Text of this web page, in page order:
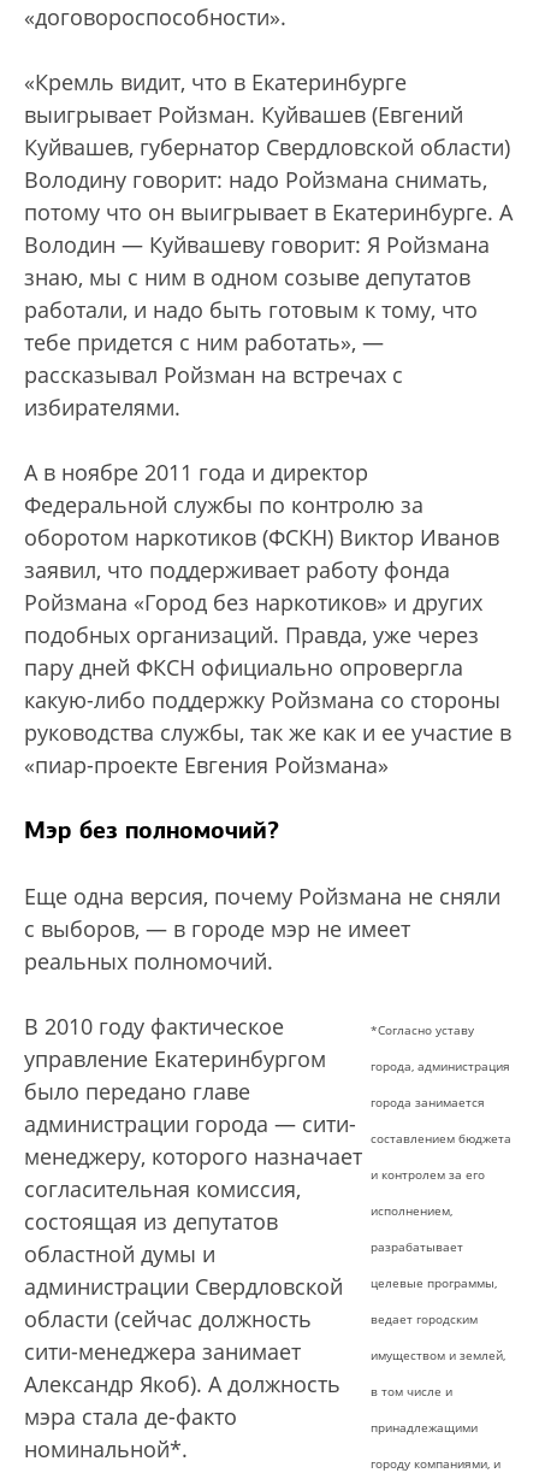
«договороспособности».
«Кремль видит, что в Екатеринбурге
выигрывает Ройзман. Куйвашев (Евгений
Куйвашев, губернатор Свердловской области)
Володину говорит: надо Ройзмана снимать,
потому что он выигрывает в Екатеринбурге. А
Володин — Куйвашеву говорит: Я Ройзмана
знаю, мы с ним в одном созыве депутатов
работали, и надо быть готовым к тому, что
тебе придется с ним работать», —
рассказывал Ройзман на встречах с
избирателями.
А в ноябре 2011 года и директор
Федеральной службы по контролю за
оборотом наркотиков (ФСКН) Виктор Иванов
заявил, что поддерживает работу фонда
Ройзмана «Город без наркотиков» и других
подобных организаций. Правда, уже через
пару дней ФКСН официально опровергла
какую-либо поддержку Ройзмана со стороны
руководства службы, так же как и ее участие в
«пиар-проекте Евгения Ройзмана»
Мэр без полномочий?
Еще одна версия, почему Ройзмана не сняли
с выборов, — в городе мэр не имеет
реальных полномочий.
*Согласно уставу
города, администрация
города занимается
составлением бюджета
и контролем за его
исполнением,
разрабатывает
целевые программы,
ведает городским
имуществом и землей,
в том числе и
принадлежащими
городу компаниями, и
В 2010 году фактическое
управление Екатеринбургом
было передано главе
администрации города — сити-
менеджеру, которого назначает
согласительная комиссия,
состоящая из депутатов
областной думы и
администрации Свердловской
области (сейчас должность
сити-менеджера занимает
Александр Якоб). А должность
мэра стала де-факто
номинальной*.